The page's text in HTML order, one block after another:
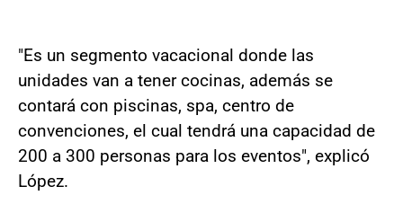
"Es un segmento vacacional donde las
unidades van a tener cocinas, además se
contará con piscinas, spa, centro de
convenciones, el cual tendrá una capacidad de
200 a 300 personas para los eventos", explicó
López.